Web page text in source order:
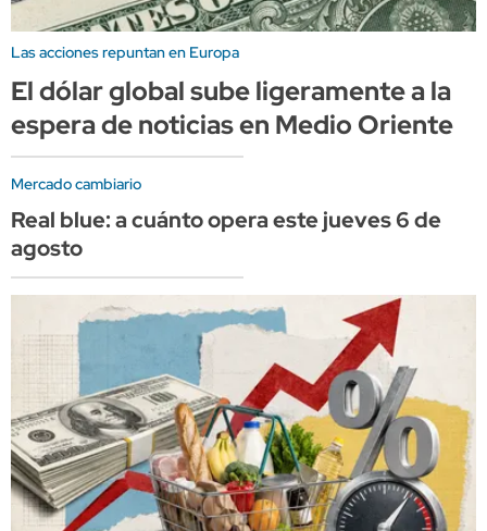
Las acciones repuntan en Europa
El dólar global sube ligeramente a la
espera de noticias en Medio Oriente
Mercado cambiario
Real blue: a cuánto opera este jueves 6 de
agosto